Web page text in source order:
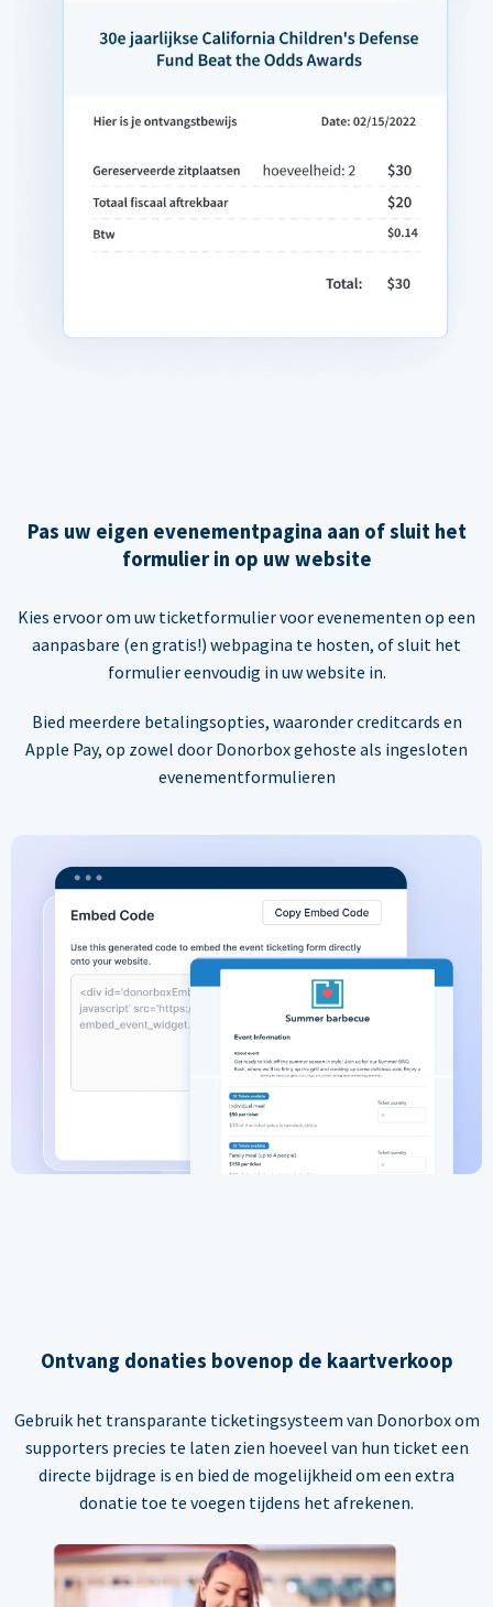
Pas uw eigen evenementpagina aan of sluit het
formulier in op uw website
Kies ervoor om uw ticketformulier voor evenementen op een
aanpasbare (en gratis!) webpagina te hosten, of sluit het
formulier eenvoudig in uw website in.
Bied meerdere betalingsopties, waaronder creditcards en
Apple Pay, op zowel door Donorbox gehoste als ingesloten
evenementformulieren
Ontvang donaties bovenop de kaartverkoop
Gebruik het transparante ticketingsysteem van Donorbox om
supporters precies te laten zien hoeveel van hun ticket een
directe bijdrage is en bied de mogelijkheid om een extra
donatie toe te voegen tijdens het afrekenen.